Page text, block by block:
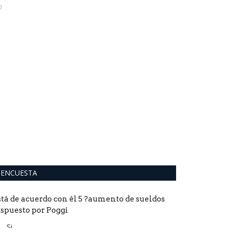
ENCUESTA
de acuerdo con él 5 ?aumento de sueldos
por Poggi